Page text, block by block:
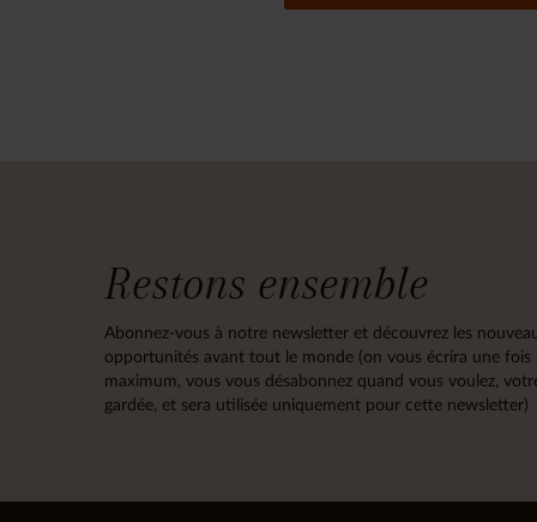
Restons ensemble
Abonnez-vous à notre newsletter et découvrez les
opportunités avant tout le monde (on vous écrira une fois
maximum, vous vous désabonnez quand vous voulez,
gardée, et sera utilisée uniquement pour cette newsletter)